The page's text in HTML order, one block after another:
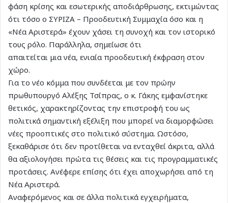
φάση κρίσης και εσωτερικής αποδιάρθρωσης, εκτιμώντας
ότι τόσο ο ΣΥΡΙΖΑ – Προοδευτική Συμμαχία όσο και η
«Νέα Αριστερά» έχουν χάσει τη συνοχή και τον ιστορικό
τους ρόλο. Παράλληλα, σημείωσε ότι
απαιτείται μια νέα, ενιαία προοδευτική έκφραση στον
χώρο.
Για το νέο κόμμα που συνδέεται με τον πρώην
πρωθυπουργό Αλέξης Τσίπρας, ο κ. Γάκης εμφανίστηκε
θετικός, χαρακτηρίζοντας την επιστροφή του ως
πολιτικά σημαντική εξέλιξη που μπορεί να διαμορφώσει
νέες προοπτικές στο πολιτικό σύστημα. Ωστόσο,
ξεκαθάρισε ότι δεν προτίθεται να ενταχθεί άκριτα, αλλά
θα αξιολογήσει πρώτα τις θέσεις και τις προγραμματικές
προτάσεις. Ανέφερε επίσης ότι έχει αποχωρήσει από τη
Νέα Αριστερά.
Αναφερόμενος και σε άλλα πολιτικά εγχειρήματα,